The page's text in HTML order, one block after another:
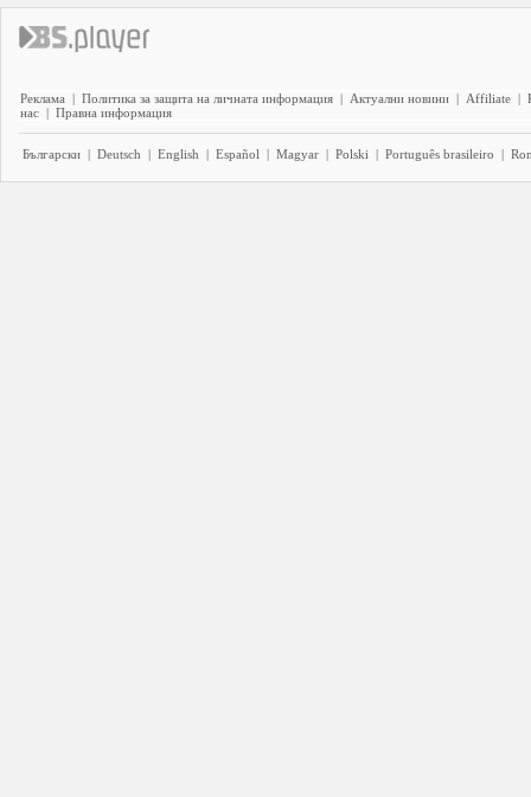
Реклама | Политика за защита на личната информация | Актуални новини | Affiliate |
нас | Правна информация
Български | Deutsch | English | Español | Magyar | Polski | Português brasileiro |